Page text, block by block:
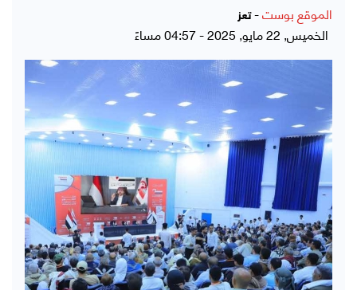
الموقع بوست-تعز
الخميس, 22 مايو, 2025 - 04:57 مساءً